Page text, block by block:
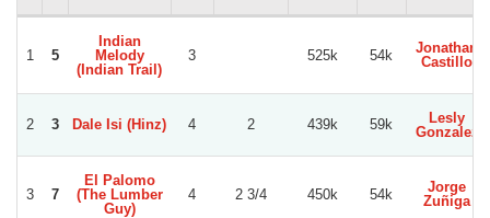
1 5
Indian
Melody
(Indian Trail)
3 525k 54k
Jonathan
Castillo
2 3 Dale Isi (Hinz) 4 2 439k 59k
Lesly
Gonzalez
3 7
El Palomo
(The Lumber
Guy)
4 2 3/4 450k 54k
Jorge
Zuñiga